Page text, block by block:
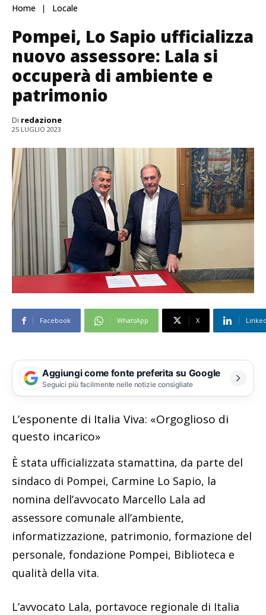
Home Locale
Pompei, Lo Sapio ufficializza
nuovo assessore: Lala si
occuperà di ambiente e
patrimonio
Di redazione
25 LUGLIO 2023
Facebook WhatsApp X
Aggiungi come fonte preferita su Google
Seguici più facilmente nelle notizie consigliate
L’esponente di Italia Viva: «Orgoglioso di
questo incarico»
È stata ufficializzata stamattina, da parte del
sindaco di Pompei, Carmine Lo Sapio, la
nomina dell’avvocato Marcello Lala ad
assessore comunale all’ambiente,
informatizzazione, patrimonio, formazione del
personale, fondazione Pompei, Biblioteca e
qualità della vita.
L’avvocato Lala, portavoce regionale di Italia